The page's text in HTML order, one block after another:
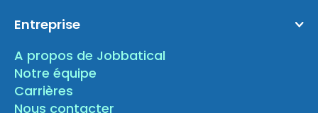
Entreprise
A propos de Jobbatical
Notre équipe
Carrières
Nous contacter